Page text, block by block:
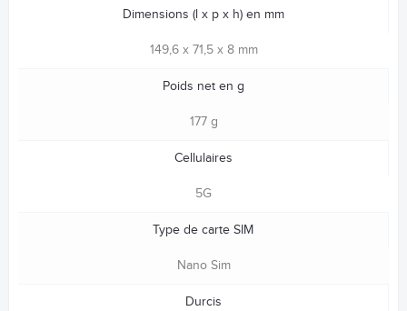
Dimensions (l x p x h) en mm
149,6 x 71,5 x 8 mm
Poids net en g
177 g
Cellulaires
5G
Type de carte SIM
Nano Sim
Durcis